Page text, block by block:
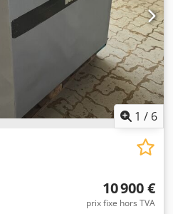
: 820kg - Unités de
financières TVA : Le prix
régime de taxation sur la
les professionnels
et reprise possibles à
du secteur industriel Yorick
1 / 6
10 900 €
prix fixe hors TVA